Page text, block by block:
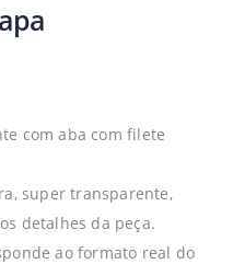
com aba com filete
super transparente,
detalhes da peça.
ao formato real do